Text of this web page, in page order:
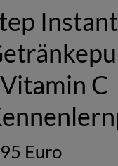
Instant
C
Euro